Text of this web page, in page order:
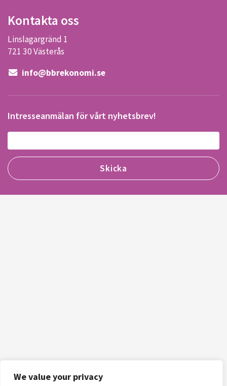
We value your privacy
Kontakta oss
Linslagargränd 1
721 30 Västerås
info@bbrekonomi.se
Intresseanmälan för vårt nyhetsbrev!